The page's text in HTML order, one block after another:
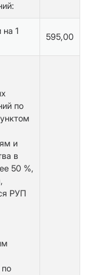
1
595,00
по
и
в
50 %,
РУП
по